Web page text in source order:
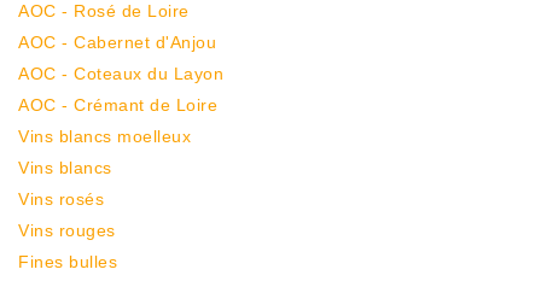
AOC - Cabernet d'Anjou
AOC - Coteaux du Layon
AOC - Crémant de Loire
AOC - Rosé de Loire
Fines bulles
Vins blancs moelleux
Vins blancs
Vins rosés
Vins rouges